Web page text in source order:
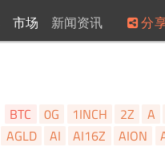
市场 新闻资讯 分
BTC 0G 1INCH 2Z A
AGLD
AI AI16Z AION